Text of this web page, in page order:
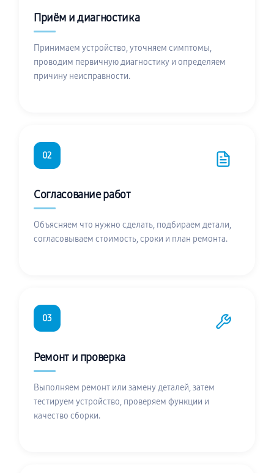
Приём и диагностика
Принимаем устройство, уточняем симптомы,
проводим первичную диагностику и определяем
причину неисправности.
02
Согласование работ
Объясняем что нужно сделать, подбираем детали,
согласовываем стоимость, сроки и план ремонта.
03
Ремонт и проверка
Выполняем ремонт или замену деталей, затем
тестируем устройство, проверяем функции и
качество сборки.